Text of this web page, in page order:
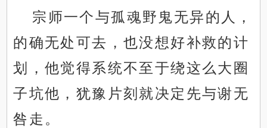
宗师一个与孤魂野鬼无异的人，
的确无处可去，也没想好补救的计
划，他觉得系统不至于绕这么大圈
子坑他，犹豫片刻就决定先与谢无
咎走。